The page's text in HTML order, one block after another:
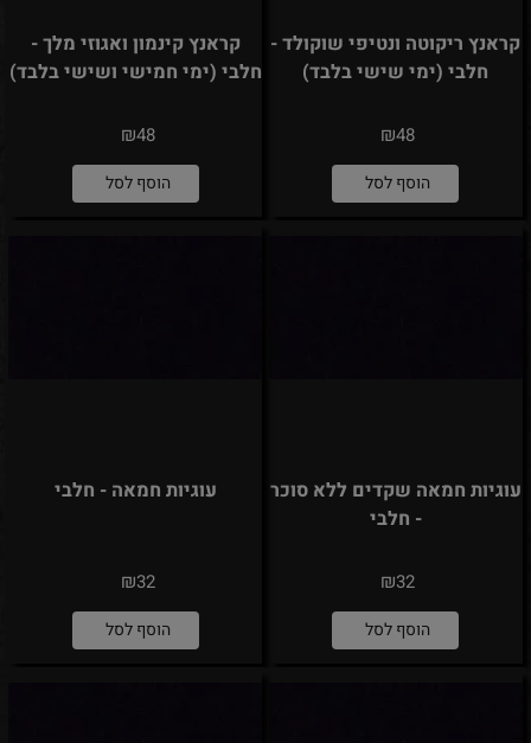
קראנץ ריקוטה ונטיפי שוקולד -
חלבי (ימי שישי בלבד)
₪48
הוסף לסל
קראנץ קינמון ואגוזי מלך -
חלבי (ימי חמישי ושישי בלבד)
₪48
הוסף לסל
עוגיות חמאה שקדים ללא סוכר
- חלבי
₪32
הוסף לסל
עוגיות חמאה - חלבי
₪32
הוסף לסל